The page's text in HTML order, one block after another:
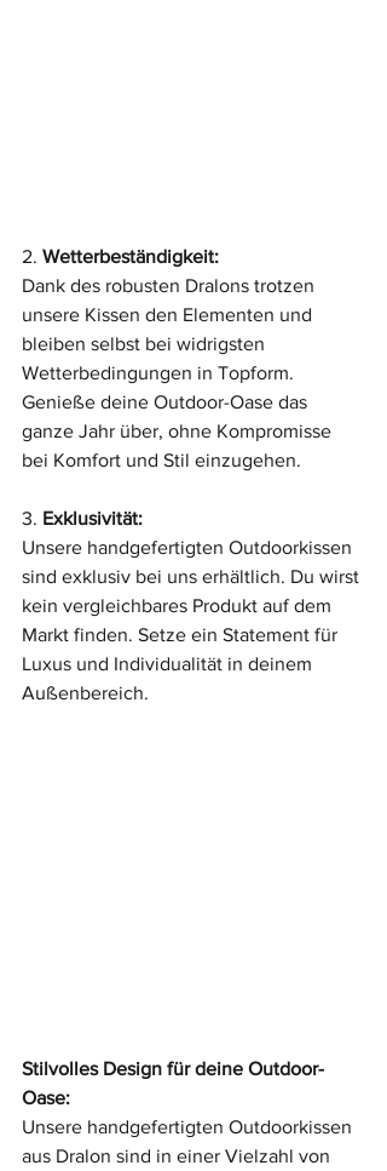
2. Wetterbeständigkeit:
Dank des robusten Dralons trotzen
unsere Kissen den Elementen und
bleiben selbst bei widrigsten
Wetterbedingungen in Topform.
Genieße deine Outdoor-Oase das
ganze Jahr über, ohne Kompromisse
bei Komfort und Stil einzugehen.
3. Exklusivität:
Unsere handgefertigten Outdoorkissen
sind exklusiv bei uns erhältlich. Du wirst
kein vergleichbares Produkt auf dem
Markt finden. Setze ein Statement für
Luxus und Individualität in deinem
Außenbereich.
Stilvolles Design für deine Outdoor-
Oase:
Unsere handgefertigten Outdoorkissen
aus Dralon sind in einer Vielzahl von